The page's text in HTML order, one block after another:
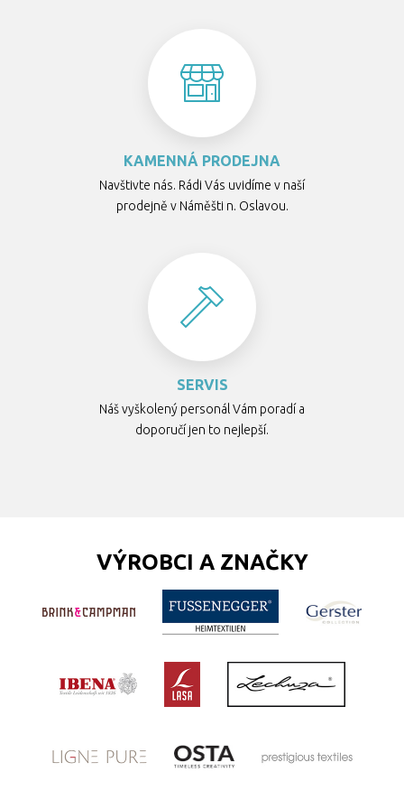
KAMENNÁ PRODEJNA
Navštivte nás. Rádi Vás uvidíme v naší
prodejně v Náměšti n. Oslavou.
SERVIS
Náš vyškolený personál Vám poradí a
doporučí jen to nejlepší.
VÝROBCI A ZNAČKY